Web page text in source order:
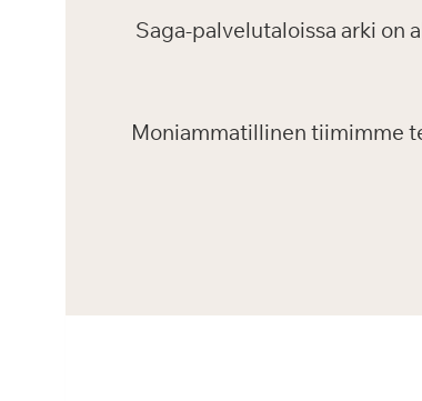
Saga-palvelutaloissa arki on
Moniammatillinen tiimimme